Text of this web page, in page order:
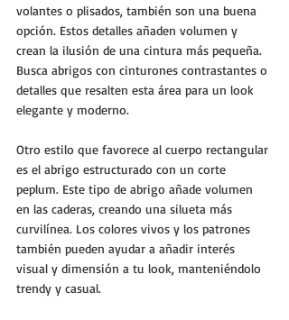
volantes o plisados, también son una buena
opción. Estos detalles añaden volumen y
crean la ilusión de una cintura más pequeña.
Busca abrigos con cinturones contrastantes o
detalles que resalten esta área para un look
elegante y moderno.
Otro estilo que favorece al cuerpo rectangular
es el abrigo estructurado con un corte
peplum. Este tipo de abrigo añade volumen
en las caderas, creando una silueta más
curvilínea. Los colores vivos y los patrones
también pueden ayudar a añadir interés
visual y dimensión a tu look, manteniéndolo
trendy y casual.